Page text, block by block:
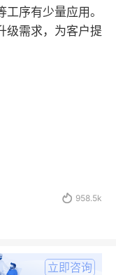
序有少量应用。
级需求，为客户提
 958.5k
立即咨询